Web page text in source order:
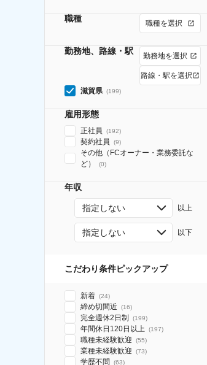
職種 職種を選択
勤務地、路線・駅 勤務地を選択
路線・駅を選択
滋賀県 (199)
雇用形態
正社員 (192)
契約社員 (9)
その他（FCオーナー・業務委託な
ど）
(0)
年収
指定しない 以上
指定しない 以下
こだわり条件ピックアップ
新着 (24)
締め切間近 (16)
完全週休2日制 (199)
年間休日120日以上 (197)
職種未経験歓迎 (55)
業種未経験歓迎 (73)
学歴不問 (63)